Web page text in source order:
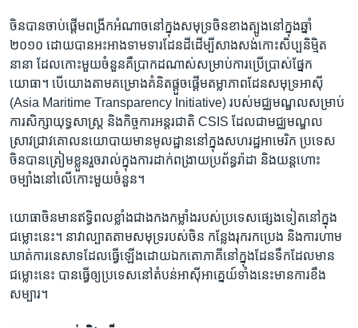
ចិន​បាន​ចាប់​ផ្តើម​ពង្រីក​អំណាច​នៅ​ក្នុង​សមុទ្រ​ចិន​ខាង​ត្បូង​នៅ​ក្នុង​ឆ្នាំ
២០១០ ដោយ​បាន​អះអាង​ទាមទារ​ដែនដី​ដើម្បី​សាងសង់​កោះ​សិប្បនិម្មិត​
នានា ដែល​កោះ​មួយ​ចំនួន​គឺ​ប្រាកដ​ណាស់​សម្រាប់​ការ​ប្រើប្រាស់​ផ្នែក​
យោធា។ បើ​យោង​តាម​គម្រោង​គំនិត​ផ្ដួចផ្ដើម​តម្លាភាព​ដែន​សមុទ្រ​អាស៊ី
(Asia Maritime Transparency Initiative) របស់​មជ្ឈមណ្ឌល​សម្រាប់​
ការ​សិក្សា​យុទ្ធសាស្ត្រ និង​កិច្ចការ​អន្តរជាតិ CSIS ដែល​ជា​មជ្ឈមណ្ឌល​
ស្រាវជ្រាវ​គោល​នយោបាយ​មាន​មូលដ្ឋាន​នៅ​ក្នុង​សហរដ្ឋ​អាមេរិក ប្រទេស​
ចិន​បាន​ត្រៀម​ខ្លួន​រួចរាល់​ក្នុង​ការ​ដាក់​ពង្រាយ​ប្រព័ន្ធ​រ៉ាដា និង​យន្តហោះ​
ចម្បាំង​នៅ​លើ​កោះ​មួយ​ចំនួន។
យោធា​ចិន​មាន​ឥទ្ធិពល​ខ្លាំង​ជាង​កង​កម្លាំង​របស់​ប្រទេស​ផ្សេង​ទៀត​នៅ​ក្នុង​
ជម្លោះ​នេះ។ នាវា​ល្បាត​តាម​សមុទ្រ​របស់​ចិន កន្លែង​រុករក​ប្រេង និង​ការ​ហាម
ឃាត់​ការ​នេសាទ​ដែល​ធ្វើ​ឡើង​ដោយ​ឯកតោ​ភាគី​នៅ​ក្នុង​ដែន​ទឹក​ដែល​មាន​
ជម្លោះ​នេះ បាន​ធ្វើ​ឲ្យ​ប្រទេស​នៅ​តំបន់​អាស៊ី​អាគ្នេយ៍​ទាំង​នេះ​មាន​ការ​ខឹង​
សម្បារ។​